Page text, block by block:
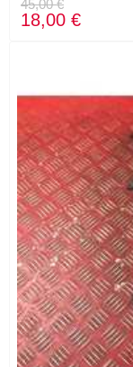
45,00 €
18,00 €